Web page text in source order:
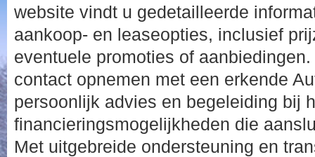
website vindt u gedetailleerde
aankoop- en leaseopties, inclusief
eventuele promoties of
contact opnemen met een erkende
persoonlijk advies en begeleiding bij
financieringsmogelijkheden die
Met uitgebreide ondersteuning en